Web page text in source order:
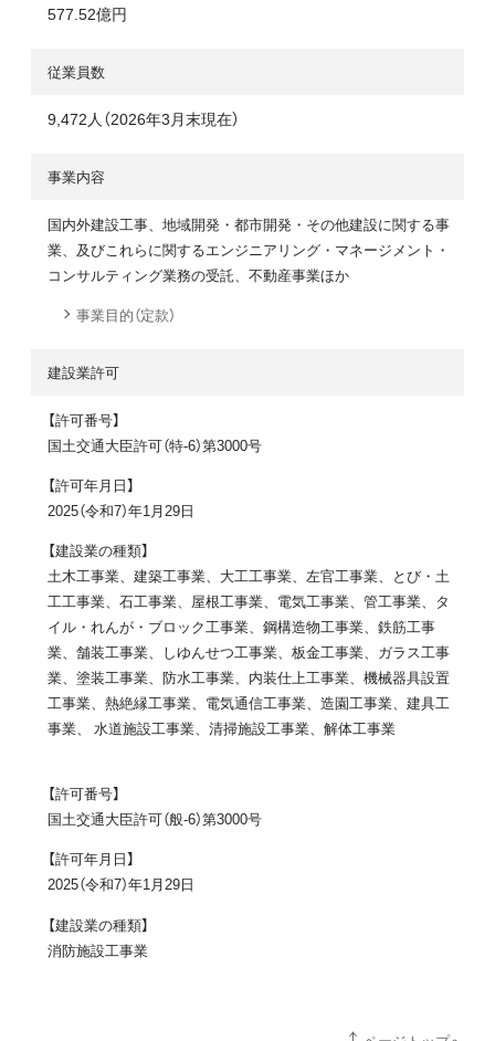
577.52億円
従業員数
9,472人（2026年3月末現在）
事業内容
国内外建設工事、地域開発・都市開発・その他建設に関する事
業、及びこれらに関するエンジニアリング・マネージメント・
コンサルティング業務の受託、不動産事業ほか
事業目的（定款）
建設業許可
【許可番号】
国土交通大臣許可（特-6）第3000号
【許可年月日】
2025（令和7）年1月29日
【建設業の種類】
土木工事業、建築工事業、大工工事業、左官工事業、とび・土
工工事業、石工事業、屋根工事業、電気工事業、管工事業、タ
イル・れんが・ブロック工事業、鋼構造物工事業、鉄筋工事
業、舗装工事業、しゆんせつ工事業、板金工事業、ガラス工事
業、塗装工事業、防水工事業、内装仕上工事業、機械器具設置
工事業、熱絶縁工事業、電気通信工事業、造園工事業、建具工
事業、 水道施設工事業、清掃施設工事業、解体工事業
【許可番号】
国土交通大臣許可（般-6）第3000号
【許可年月日】
2025（令和7）年1月29日
【建設業の種類】
消防施設工事業